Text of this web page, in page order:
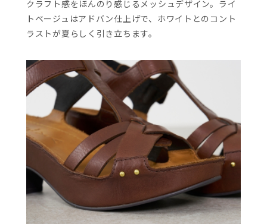
クラフト感をほんのり感じるメッシュデザイン。ライ
トベージュはアドバン仕上げで、ホワイトとのコント
ラストが夏らしく引き立ちます。